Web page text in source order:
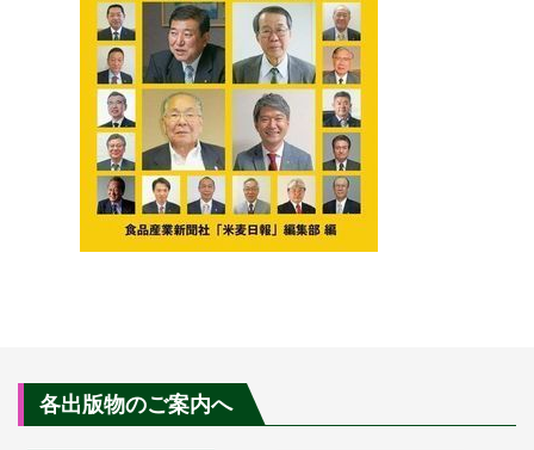
各出版物のご案内へ